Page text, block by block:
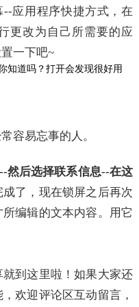
应用程序快捷方式，在
更改为自己所需要的应
一下吧~
容易忘事的人。
然后选择联系信息--在这
成了，现在锁屏之后再次
编辑的文本内容。用它
到这里啦！如果大家还
欢迎评论区互动留言，